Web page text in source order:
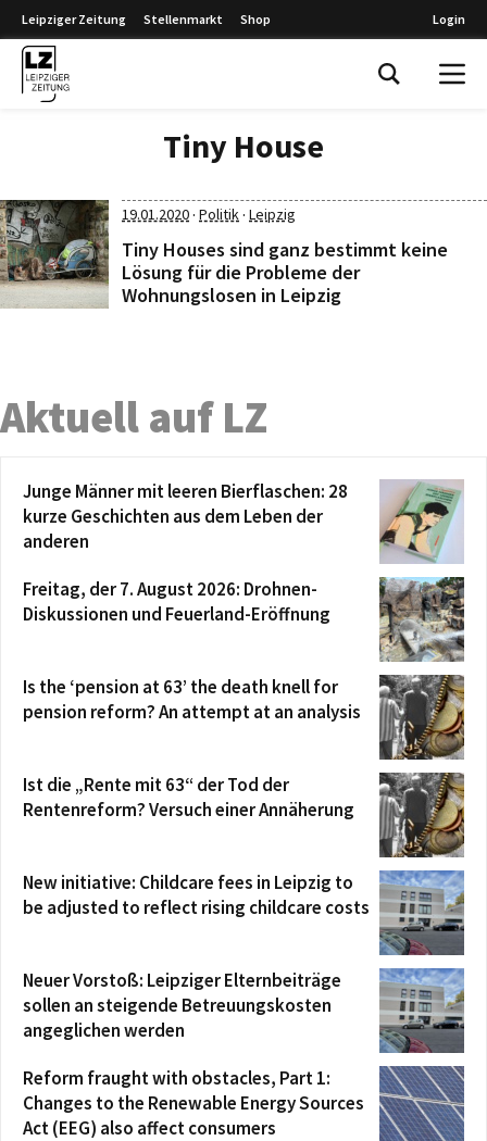
Leipziger Zeitung Stellenmarkt Shop Login
Tiny House
19.01.2020· Politik· Leipzig
Tiny Houses sind ganz bestimmt keine
Lösung für die Probleme der
Wohnungslosen in Leipzig
Aktuell auf LZ
Junge Männer mit leeren Bierflaschen: 28
kurze Geschichten aus dem Leben der
anderen
Freitag, der 7. August 2026: Drohnen-
Diskussionen und Feuerland-Eröffnung
Is the ‘pension at 63’ the death knell for
pension reform? An attempt at an analysis
Ist die „Rente mit 63“ der Tod der
Rentenreform? Versuch einer Annäherung
New initiative: Childcare fees in Leipzig to
be adjusted to reflect rising childcare costs
Neuer Vorstoß: Leipziger Elternbeiträge
sollen an steigende Betreuungskosten
angeglichen werden
Reform fraught with obstacles, Part 1:
Changes to the Renewable Energy Sources
Act (EEG) also affect consumers